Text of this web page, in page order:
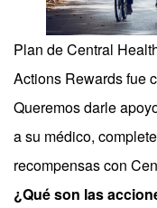
Plan de Central
Actions Rewards fue
Queremos darle
a su médico,
recompensas con
¿Qué son las